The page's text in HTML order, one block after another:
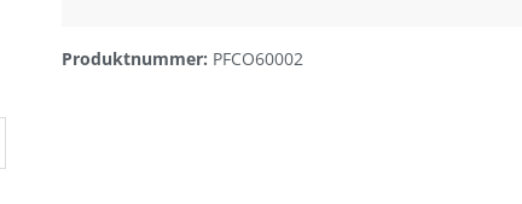
Produktnummer: PFCO60002